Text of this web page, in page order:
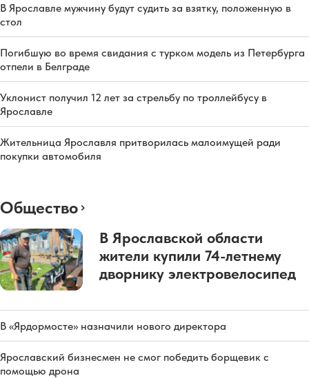
В Ярославле мужчину будут судить за взятку, положенную в
стол
Погибшую во время свидания с турком модель из Петербурга
отпели в Белграде
Уклонист получил 12 лет за стрельбу по троллейбусу в
Ярославле
Жительница Ярославля притворилась малоимущей ради
покупки автомобиля
Общество
В Ярославской области
жители купили 74-летнему
дворнику электровелосипед
В «Ярдормосте» назначили нового директора
Ярославский бизнесмен не смог победить борщевик с
помощью дрона